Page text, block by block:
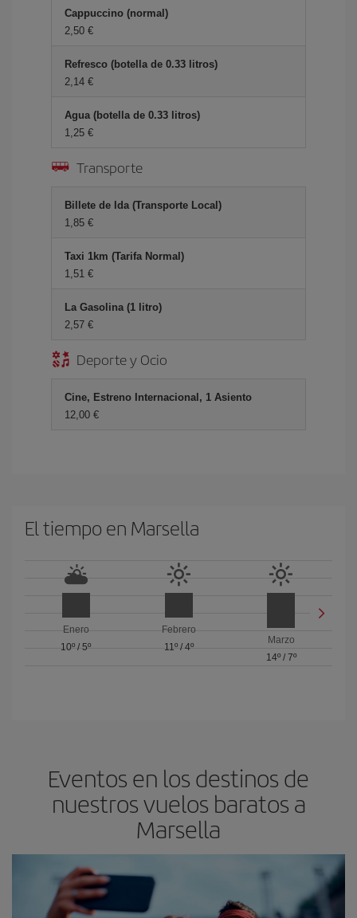
Cappuccino (normal)
2,50 €
Refresco (botella de 0.33 litros)
2,14 €
Agua (botella de 0.33 litros)
1,25 €
Transporte
Billete de Ida (Transporte Local)
1,85 €
Taxi 1km (Tarifa Normal)
1,51 €
La Gasolina (1 litro)
2,57 €
Deporte y Ocio
Cine, Estreno Internacional, 1 Asiento
12,00 €
El tiempo en Marsella
Enero
10º /5º
Febrero
11º/ 4º
Marzo
14º/ 7º
Eventos en los destinos de
nuestros vuelos baratos a
Marsella